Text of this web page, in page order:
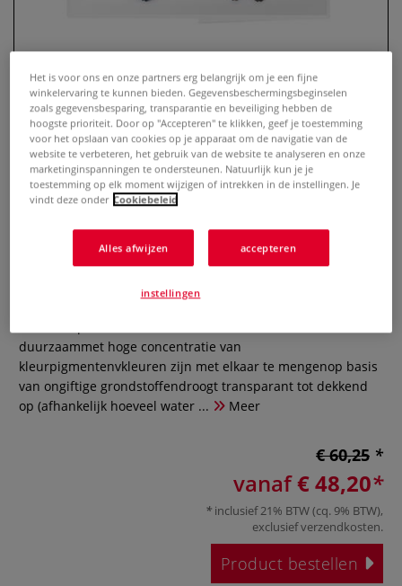
MIJELLO Mission Gold 3/4
aquarelverf set, napjes
duurzaammet hoge concentratie van
kleurpigmentenvkleuren zijn met elkaar te mengenop basis
van ongiftige grondstoffendroogt transparant tot dekkend
op (afhankelijk hoeveel water ...
Meer
€ 60,25
vanaf€ 48,20
inclusief 21% BTW (cq. 9% BTW),
exclusiefverzendkosten.
Product bestellen
Het is voor ons en onze partners erg belangrijk om je een fijne
winkelervaring te kunnen bieden. Gegevensbeschermingsbeginselen
zoals gegevensbesparing, transparantie en beveiliging hebben de
hoogste prioriteit. Door op "Accepteren" te klikken, geef je toestemming
voor het opslaan van cookies op je apparaat om de navigatie van de
website te verbeteren, het gebruik van de website te analyseren en onze
marketinginspanningen te ondersteunen. Natuurlijk kun je je
toestemming op elk moment wijzigen of intrekken in de instellingen. Je
vindt deze onder Cookiebeleid
Alles afwijzen accepteren
instellingen